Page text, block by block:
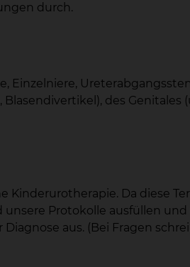
durch.
des Genitales
Da diese
Protokolle ausfüllen und
aus. (Bei Fragen